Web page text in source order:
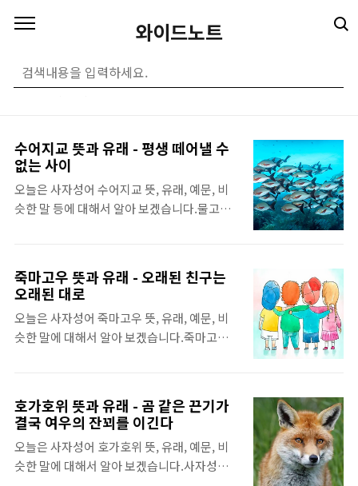
와이드노트
전체 글 (110)
수어지교 뜻과 유래 - 평생 떼어낼 수
없는 사이
오늘은 사자성어 수어지교 뜻, 유래, 예문, 비
슷한 말 등에 대해서 알아 보겠습니다.물고기
말할 때 수어지교라고 할 수 있습니다. 마치 운
명같은 사이라고나 할까요? 😄😄 조금만 둘러
보면 우리에게는 이처럼 소중한 것들이 정말
많습니다. 인생을 함께 살아가는 소중한 가족
중히 다뤄온 특별한 물건들까지 하나 하나 떨
어져 지낼 수 없는 것들입니다. 그런데, 세상이
변해가면서 사람들이 운명이라고 느꼈던 것들
과의 유대감이 옅어지는 것을 보면 슬픈 마음
이 들곤 합니다. 부모가 자식을 버리고 자식..
죽마고우 뜻과 유래 - 오래된 친구는
오래된 대로
오늘은 사자성어 죽마고우 뜻, 유래, 예문, 비
슷한 말에 대해서 알아 보겠습니다.죽마고우
흔하게 이 말을 사용하는 것에는 아련한 『향
수(鄕愁)¹』와 그 시절 친구들과 어울려서 하
루를 보냈던 기억의 조각들이 좋은 감정으로
남아 있기 때문입니다. 그래서 가끔은 옛 일이
호가호위 뜻과 유래 - 곰 같은 끈기가
결국 여우의 잔꾀를 이긴다
오늘은 사자성어 호가호위 뜻, 유래, 예문, 비
슷한 말에 대해서 알아 보겠습니다.사자성어